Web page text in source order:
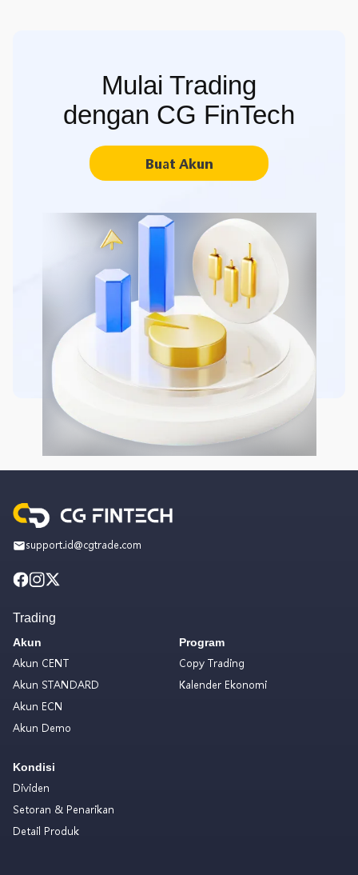
Mulai Trading
dengan CG FinTech
Buat Akun
support.id@cgtrade.com
Trading
Akun
Akun CENT
Akun STANDARD
Akun ECN
Akun Demo
Kondisi
Dividen
Setoran & Penarikan
Detail Produk
Program
Copy Trading
Kalender Ekonomi